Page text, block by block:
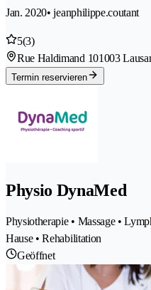
Jan. 2020• jeanphilippe.coutant
5(3)
Rue Haldimand 101003
Termin reservieren
Physio DynaMed
Physiotherapie • Massage •
Hause • Rehabilitation
Geöffnet